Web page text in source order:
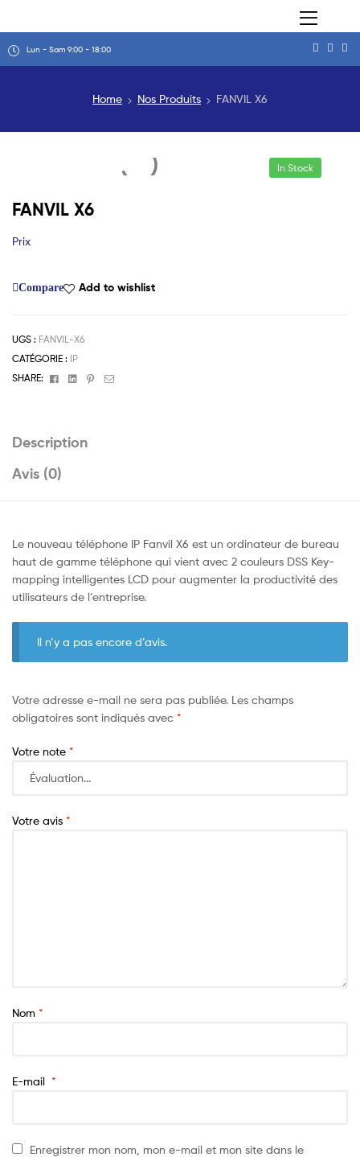
Lun - Sam 9:00 - 18:00
Home Nos Produits FANVIL X6
In Stock
FANVIL X6
Prix
Compare Add to wishlist
UGS : FANVIL-X6
CATÉGORIE : IP
SHARE:
FacebookLinkedinPinterest
Email
Description
Avis (0)
Le nouveau téléphone IP Fanvil X6 est un ordinateur de bureau
haut de gamme téléphone qui vient avec 2 couleurs DSS Key-
mapping intelligentes LCD pour augmenter la productivité des
utilisateurs de l’entreprise.
Il n’y a pas encore d’avis.
Votre adresse e-mail ne sera pas publiée. Les champs
obligatoires sont indiqués avec *
Votre note *
Votre avis *
Nom *
E-mail *
Enregistrer mon nom, mon e-mail et mon site dans le